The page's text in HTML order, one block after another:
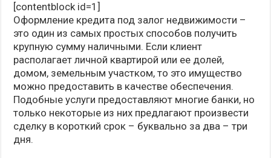
[contentblock id=1]
Оформление кредита под залог недвижимости –
это один из самых простых способов получить
крупную сумму наличными. Если клиент
располагает личной квартирой или ее долей,
домом, земельным участком, то это имущество
можно предоставить в качестве обеспечения.
Подобные услуги предоставляют многие банки, но
только некоторые из них предлагают произвести
сделку в короткий срок – буквально за два – три
дня.